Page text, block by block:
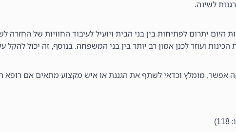
לשינה.
היום יתרום לפתיחות בין בני הבית ויועיל לעיבוד החוויות של החזרה
ועוזר לכנן אמון רב יותר בין בני המשפחה. בנוסף, זה יכול להקל
אפשר, מומלץ וכדאי לשתף את הגננת או איש מקצוע מתאים אם רופא